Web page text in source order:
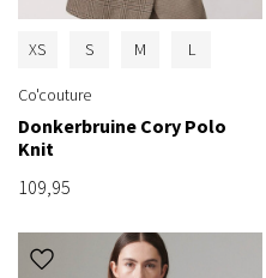
XS S M L
Co'couture
Donkerbruine Cory Polo
Knit
109,95